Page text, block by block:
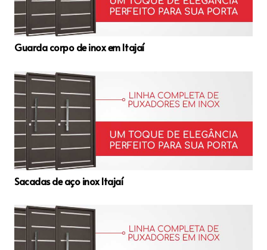
Guarda corpo de inox em Itajaí
Sacadas de aço inox Itajaí